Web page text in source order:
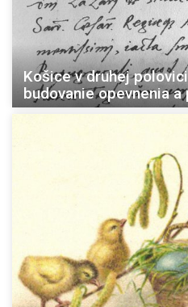
Košice v druhej
budovanie opevnenia